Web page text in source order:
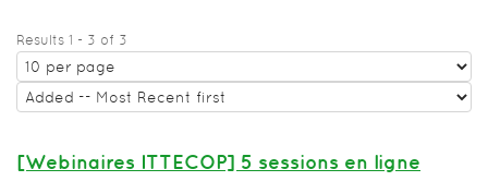
Results 1 - 3 of 3
[Webinaires ITTECOP] 5 sessions en ligne